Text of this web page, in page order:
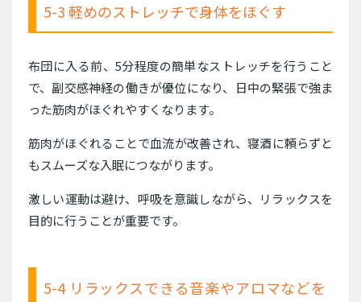
5-3 軽めのストレッチで身体をほぐす
布団に入る前、5分程度の簡単なストレッチを行うこと
で、副交感神経の働きが優位になり、日中の緊張で強ま
った筋肉がほぐれやすくなります。
筋肉がほぐれることで血流が改善され、寝酒に頼らずと
もスムーズな入眠につながります。
激しい運動は避け、呼吸を意識しながら、リラックスを
目的に行うことが重要です。
5-4 リラックスできる音楽やアロマなどを